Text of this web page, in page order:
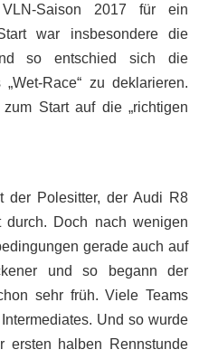
Saison 2017 für ein
war insbesondere die
so entschied sich die
Race“ zu deklarieren.
Start auf die „richtigen
der Polesitter, der Audi R8
durch. Doch nach wenigen
gerade auch auf
und so begann der
sehr früh. Viele Teams
Und so wurde
ersten halben Rennstunde